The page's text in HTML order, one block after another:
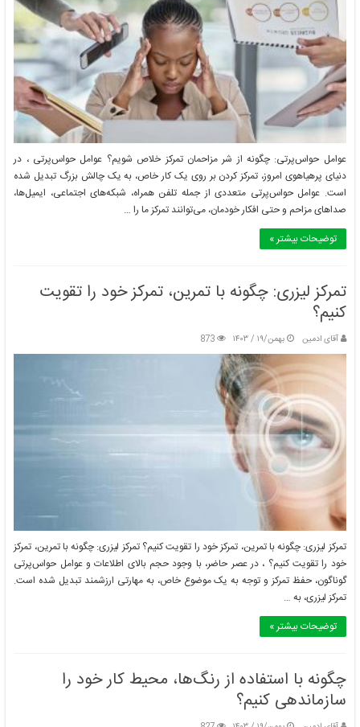
عوامل حواس‌پرتی: چگونه از شر مزاحمان تمرکز خلاص شویم؟ عوامل حواس‌پرتی ، در
دنیای پرهیاهوی امروز، تمرکز کردن بر روی یک کار خاص، به یک چالش بزرگ تبدیل شده
است. عوامل حواس‌پرتی متعددی از جمله تلفن همراه، شبکه‌های اجتماعی، ایمیل‌ها،
صداهای مزاحم و حتی افکار خودمان، می‌توانند تمرکز ما را …
توضیحات بیشتر »
تمرکز لیزری: چگونه با تمرین، تمرکز خود را تقویت
کنیم؟
آقای ادمین بهمن/۱۹ / ۱۴۰۳ 873
تمرکز لیزری: چگونه با تمرین، تمرکز خود را تقویت کنیم؟ تمرکز لیزری: چگونه با تمرین، تمرکز
خود را تقویت کنیم؟ ، در عصر حاضر، با وجود حجم بالای اطلاعات و عوامل حواس‌پرتی
گوناگون، حفظ تمرکز و توجه به یک موضوع خاص، به مهارتی ارزشمند تبدیل شده است.
تمرکز لیزری، به …
توضیحات بیشتر »
چگونه با استفاده از رنگ‌ها، محیط کار خود را
سازماندهی کنیم؟